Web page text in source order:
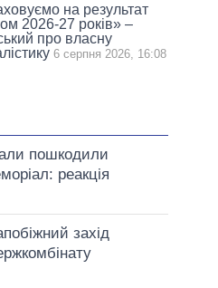
на результат
2026-27 років» –
про власну
6 серпня 2026, 16:08
пошкодили
реакція
захід